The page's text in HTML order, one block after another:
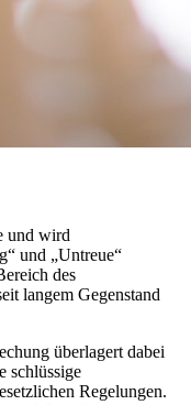
und wird
und „Untreue“
des
langem Gegenstand
überlagert dabei
schlüssige
Regelungen.